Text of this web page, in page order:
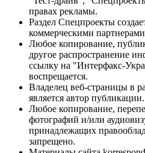
правах рекламы.
Раздел Спецпроекты
коммерческими
Любое копирование,
другое распространение
ссылку на "Интерфакс-
воспрещается.
Владелец веб-страницы в
является автор публикации.
Любое копирование,
фотографий и/или
принадлежащих
запрещено.